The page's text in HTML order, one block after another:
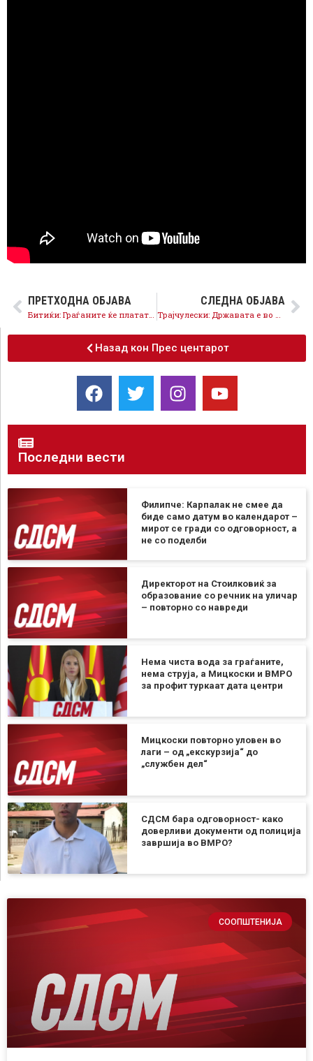
ПРЕТХОДНА ОБЈАВА
Битиќи: Граѓаните ќе платат над 60 милиони евра само за камати од новото задолжување на Владата
СЛЕДНА ОБЈАВА
Трајчулески: Државата е во финансиска агонија, буџетот се распаѓа, владата трупа нови долгови
Назад кон Прес центарот
Последни вести
Филипче: Карпалак не смее да
биде само датум во календарот –
мирот се гради со одговорност, а
не со поделби
Директорот на Стоилковиќ за
образование со речник на уличар
– повторно со навреди
Нема чиста вода за граѓаните,
нема струја, а Мицкоски и ВМРО
за профит туркаат дата центри
Мицкоски повторно уловен во
лаги – од „екскурзија“ до
„службен дел“
СДСМ бара одговорност- како
доверливи документи од полиција
завршија во ВМРО?
СООПШТЕНИЈА